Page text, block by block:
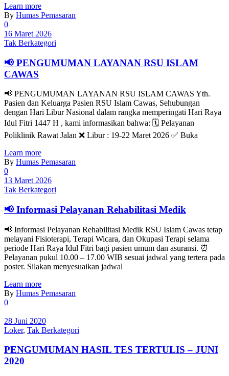
Learn more
By Humas Pemasaran
0
16 Maret 2026
Tak Berkategori
📢 PENGUMUMAN LAYANAN RSU ISLAM
CAWAS
📢 PENGUMUMAN LAYANAN RSU ISLAM CAWAS Yth.
Pasien dan Keluarga Pasien RSU Islam Cawas, Sehubungan
dengan Hari Libur Nasional dalam rangka memperingati Hari Raya
Idul Fitri 1447 H , kami informasikan bahwa: 🗓 Pelayanan
Poliklinik Rawat Jalan ❌ Libur : 19-22 Maret 2026 ✅ Buka
Learn more
By Humas Pemasaran
0
13 Maret 2026
Tak Berkategori
📢 Informasi Pelayanan Rehabilitasi Medik
📢 Informasi Pelayanan Rehabilitasi Medik RSU Islam Cawas tetap
melayani Fisioterapi, Terapi Wicara, dan Okupasi Terapi selama
periode Hari Raya Idul Fitri bagi pasien umum dan asuransi. ⏰
Pelayanan pukul 10.00 – 17.00 WIB sesuai jadwal yang tertera pada
poster. Silakan menyesuaikan jadwal
Learn more
By Humas Pemasaran
0
28 Juni 2020
Loker, Tak Berkategori
PENGUMUMAN HASIL TES TERTULIS – JUNI
2020